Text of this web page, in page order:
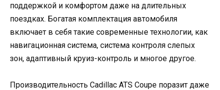
поддержкой и комфортом даже на длительных
поездках. Богатая комплектация автомобиля
включает в себя такие современные технологии, как
навигационная система, система контроля слепых
зон, адаптивный круиз-контроль и многое другое.
Производительность Cadillac ATS Coupe поразит даже